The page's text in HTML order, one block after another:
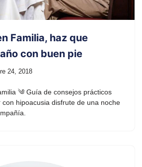
Familia, haz que
con buen pie
24, 2018
༄ Guía de consejos prácticos
hipoacusia disfrute de una noche